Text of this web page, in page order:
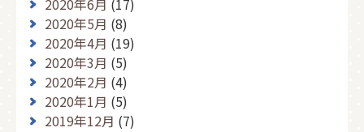
2020年6月 (17)
2020年5月 (8)
2020年4月 (19)
2020年3月 (5)
2020年2月 (4)
2020年1月 (5)
2019年12月 (7)